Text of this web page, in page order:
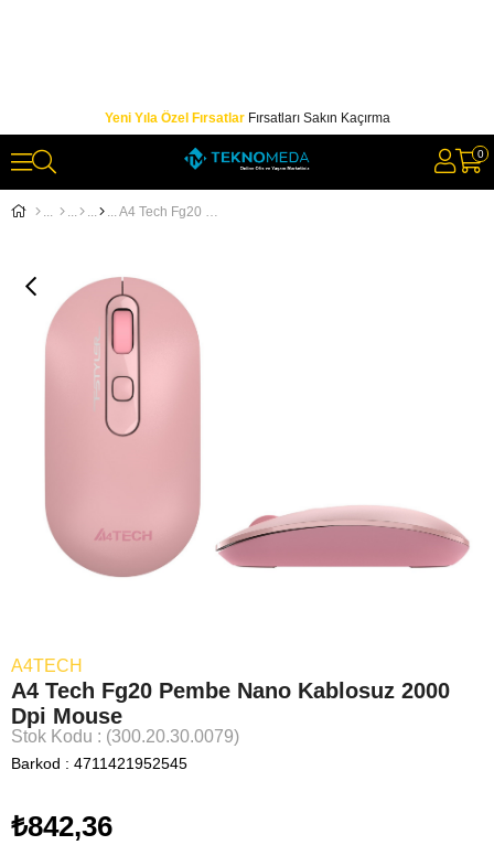
Yeni Yıla Özel FırsatlarFırsatları Sakın Kaçırma
0
A4 Tech Fg20 Pembe Nano Kablosuz 2000 Dpi Mouse
A4TECH
A4 Tech Fg20 Pembe Nano Kablosuz 2000
Dpi Mouse
Stok Kodu (300.20.30.0079)
Barkod : 4711421952545
₺842,36